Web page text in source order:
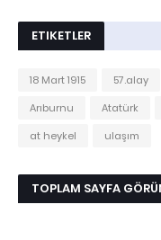
ETIKETLER
18 Mart 1915 57.alay
Arıburnu
Atatürk
at heykel
ulaşım
TOPLAM SAYFA